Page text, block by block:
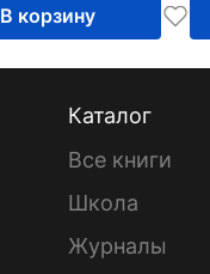
В корзину
Каталог
Все книги
Школа
Журналы